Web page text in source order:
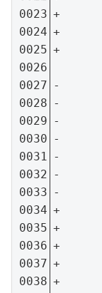
+
+
+
-
-
-
-
-
-
-
+
+
+
+
+